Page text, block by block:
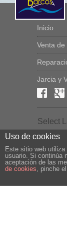
Inicio
Venta de
Jarcia y
Select
A.
Uso de cookies
Este sitio web
usuario. Si continúa
aceptación de las
de cookies, pinche